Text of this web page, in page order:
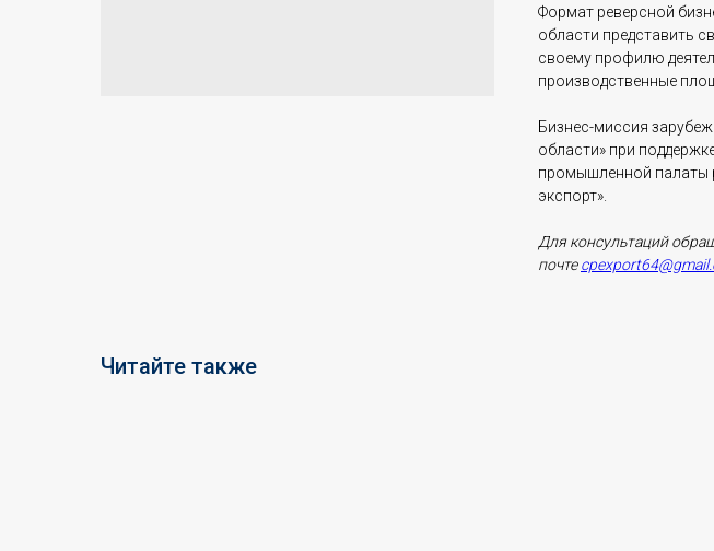
Формат реверсной
области представить
своему профилю
производственные
Бизнес-миссия
области» при
промышленной палаты
экспорт».
Для консультаций
почте
Читайте также